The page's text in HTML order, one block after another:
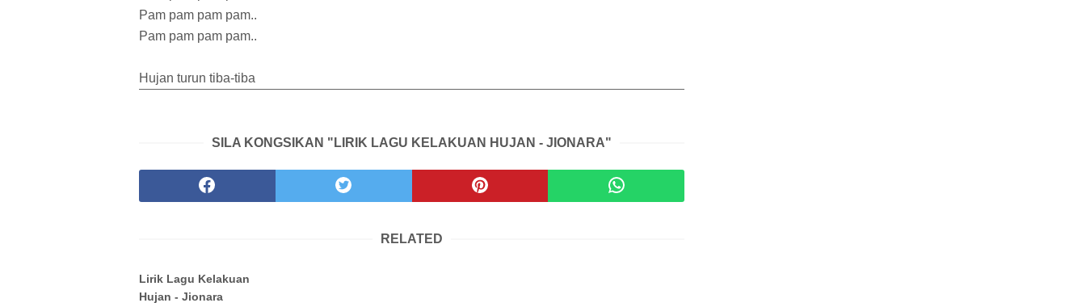
Pam pam pam pam..
Pam pam pam pam..
Hujan turun tiba-tiba
SILA KONGSIKAN "LIRIK LAGU KELAKUAN HUJAN - JIONARA"
RELATED
Lirik Lagu Kelakuan
Hujan - Jionara